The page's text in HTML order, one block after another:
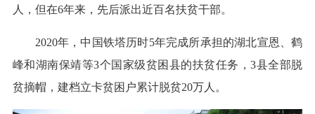
人，但在6年来，先后派出近百名扶贫干部。
2020年，中国铁塔历时5年完成所承担的湖北宣恩、鹤
峰和湖南保靖等3个国家级贫困县的扶贫任务，3县全部脱
贫摘帽，建档立卡贫困户累计脱贫20万人。